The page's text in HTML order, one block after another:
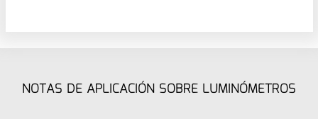
NOTAS DE APLICACIÓN SOBRE LUMINÓMETROS